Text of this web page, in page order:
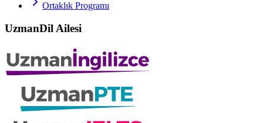
Ortaklık Programı
UzmanDil Ailesi